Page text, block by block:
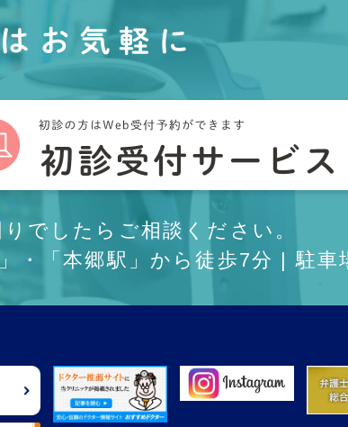
お気軽に
でしたらご相談ください。
・「本郷駅」から徒歩7分 | 駐車